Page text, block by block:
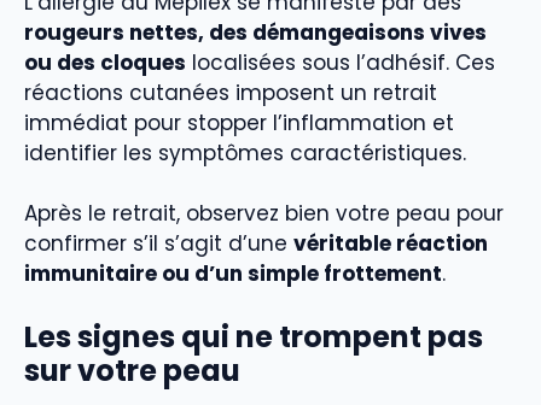
rougeurs nettes, des démangeaisons vives
ou des cloques localisées sous l’adhésif. Ces
réactions cutanées imposent un retrait
immédiat pour stopper l’inflammation et
identifier les symptômes caractéristiques.
Après le retrait, observez bien votre peau pour
confirmer s’il s’agit d’une véritable réaction
immunitaire ou d’un simple frottement.
Les signes qui ne trompent pas
sur votre peau